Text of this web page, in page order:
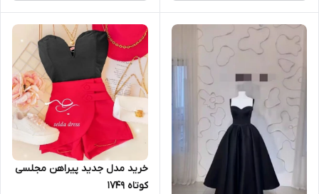
خرید مدل جدید پیراهن مجلسی
کوتاه ۱۷۴۹